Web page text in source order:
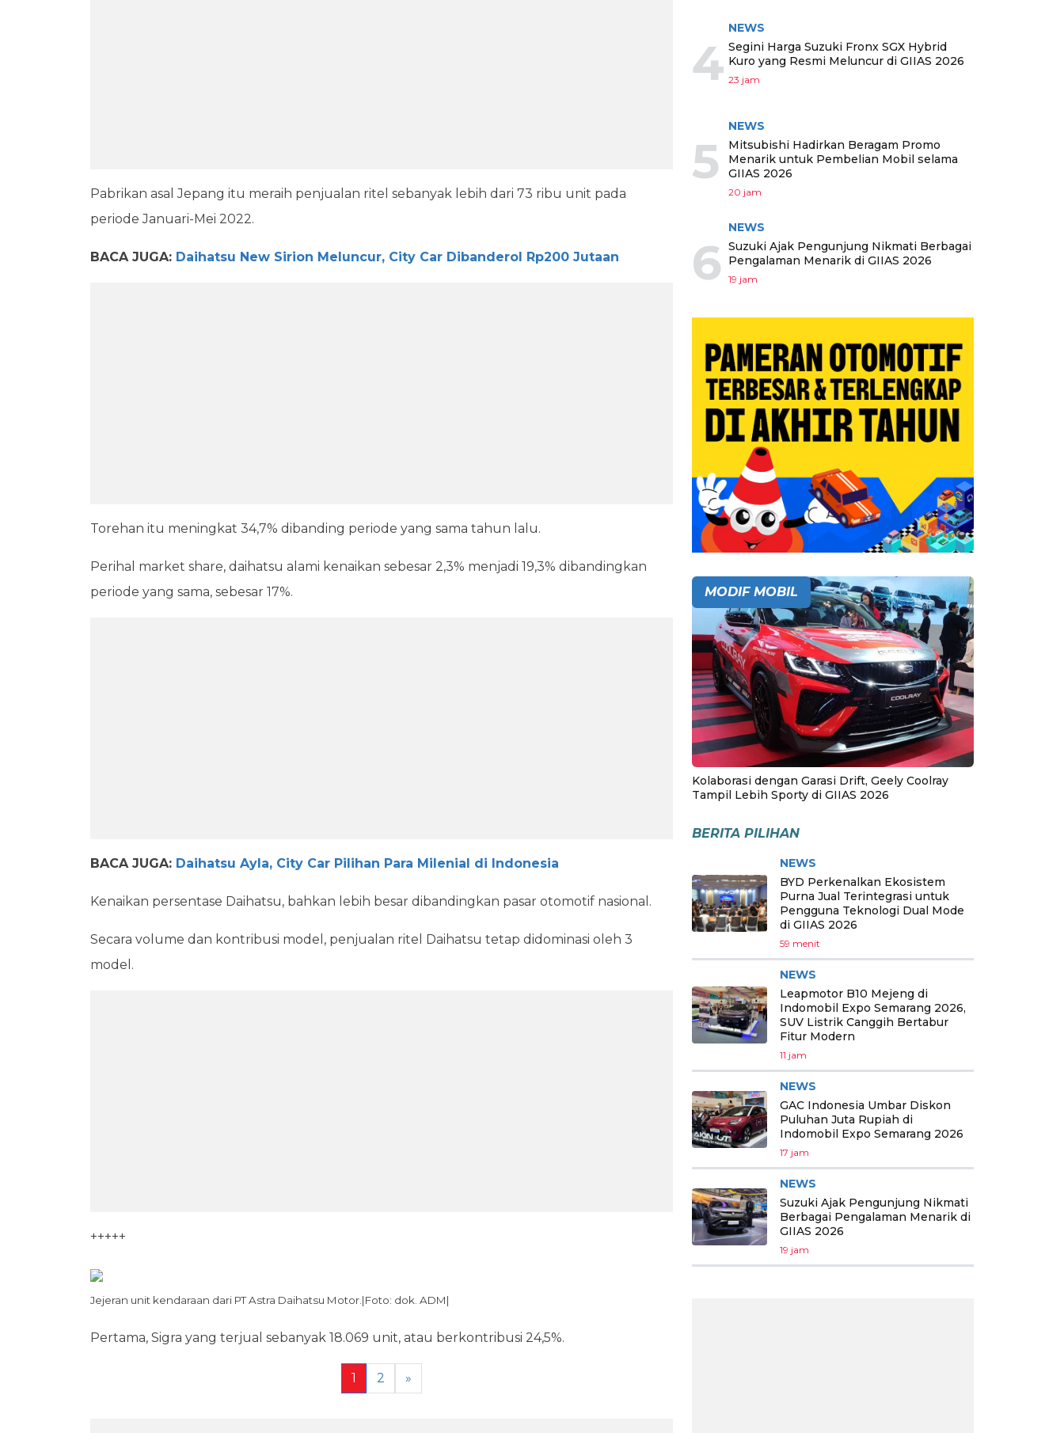
Pabrikan asal Jepang itu meraih penjualan ritel sebanyak lebih dari 73 ribu unit pada
periode Januari-Mei 2022.
BACA JUGA: Daihatsu New Sirion Meluncur, City Car Dibanderol Rp200 Jutaan
Torehan itu meningkat 34,7% dibanding periode yang sama tahun lalu.
Perihal market share, daihatsu alami kenaikan sebesar 2,3% menjadi 19,3% dibandingkan
periode yang sama, sebesar 17%.
BACA JUGA: Daihatsu Ayla, City Car Pilihan Para Milenial di Indonesia
Kenaikan persentase Daihatsu, bahkan lebih besar dibandingkan pasar otomotif nasional.
Secara volume dan kontribusi model, penjualan ritel Daihatsu tetap didominasi oleh 3
model.
+++++
Jejeran unit kendaraan dari PT Astra Daihatsu Motor.|Foto: dok. ADM|
Pertama, Sigra yang terjual sebanyak 18.069 unit, atau berkontribusi 24,5%.
1 2 »
4
NEWS
Segini Harga Suzuki Fronx SGX Hybrid
Kuro yang Resmi Meluncur di GIIAS 2026
23 jam
5
NEWS
Mitsubishi Hadirkan Beragam Promo
Menarik untuk Pembelian Mobil selama
GIIAS 2026
20 jam
6
NEWS
Suzuki Ajak Pengunjung Nikmati Berbagai
Pengalaman Menarik di GIIAS 2026
19 jam
MODIF MOBIL
Kolaborasi dengan Garasi Drift, Geely Coolray
Tampil Lebih Sporty di GIIAS 2026
BERITA PILIHAN
NEWS
BYD Perkenalkan Ekosistem
Purna Jual Terintegrasi untuk
Pengguna Teknologi Dual Mode
di GIIAS 2026
59 menit
NEWS
Leapmotor B10 Mejeng di
Indomobil Expo Semarang 2026,
SUV Listrik Canggih Bertabur
Fitur Modern
11 jam
NEWS
GAC Indonesia Umbar Diskon
Puluhan Juta Rupiah di
Indomobil Expo Semarang 2026
17 jam
NEWS
Suzuki Ajak Pengunjung Nikmati
Berbagai Pengalaman Menarik di
GIIAS 2026
19 jam